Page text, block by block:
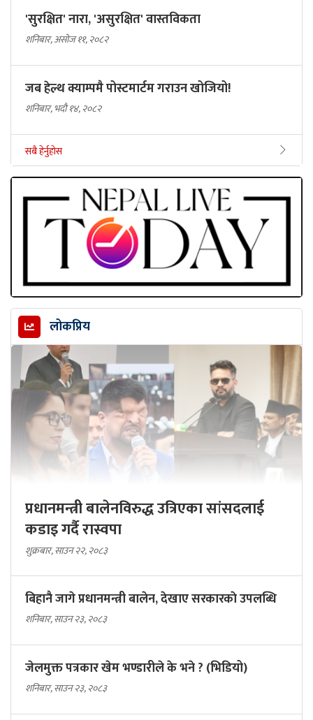
'सुरक्षित' नारा, 'असुरक्षित' वास्तविकता
शनिबार, असोज ११, २०८२
जब हेल्थ क्याम्पमै पोस्टमार्टम गराउन खोजियो!
शनिबार, भदौ १४, २०८२
सबै हेर्नुहोस
लोकप्रिय
प्रधानमन्त्री बालेनविरुद्ध उत्रिएका सांसदलाई
कडाइ गर्दै रास्वपा
शुक्रबार, साउन २२, २०८३
बिहानै जागे प्रधानमन्त्री बालेन, देखाए सरकारकाे उपलब्धि
शनिबार, साउन २३, २०८३
जेलमुक्त पत्रकार खेम भण्डारीले के भने ? (भिडियो)
शनिबार, साउन २३, २०८३